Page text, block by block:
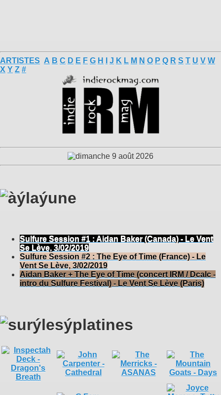
ARTISTES A B C D E F G H J K L M N O P Q R S T U V W
X Y Z #
Sulfure Session #1 : Aidan Baker (Canada) - Le Vent
Se Lève, 3/02/2019
Sulfure Session #2 : The Eye of Time (France) - Le
Vent Se Lève, 3/02/2019
Aidan Baker + The Eye of Time (concert IRM / Dcalc -
intro du Sulfure Festival) - Le Vent Se Lève (Paris)